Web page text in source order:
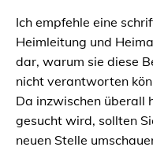
Ich empfehle eine
Heimleitung und
dar, warum sie diese
nicht verantworten
Da inzwischen überall
gesucht wird, sollten
neuen Stelle